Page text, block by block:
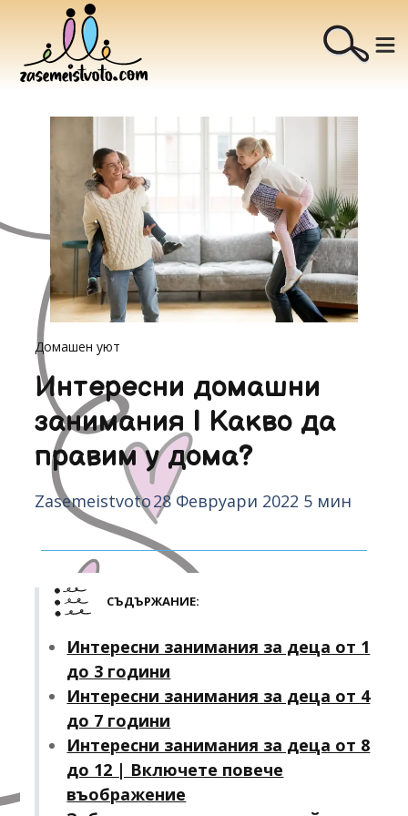
Домашен уют
Интересни домашни
занимания | Какво да
правим у дома?
Zasemeistvoto28 Февруари 2022 5 мин
СЪДЪРЖАНИЕ:
Интересни занимания за деца от 1
до 3 години
Интересни занимания за деца от 4
до 7 години
Интересни занимания за деца от 8
до 12 | Включете повече
въображение